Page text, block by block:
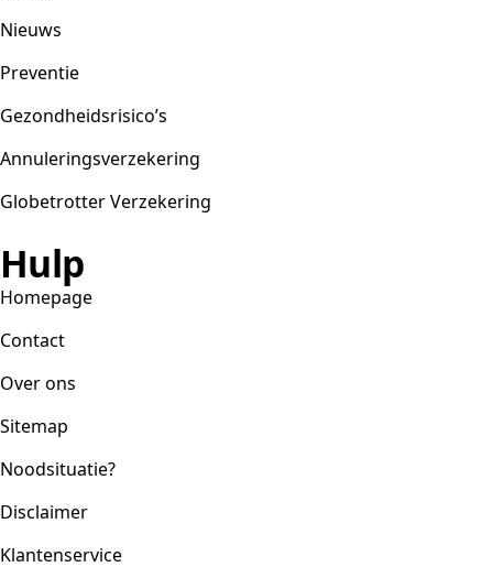
Nieuws
Preventie
Gezondheidsrisico’s
Annuleringsverzekering
Globetrotter Verzekering
Hulp
Homepage
Contact
Over ons
Sitemap
Noodsituatie?
Disclaimer
Klantenservice